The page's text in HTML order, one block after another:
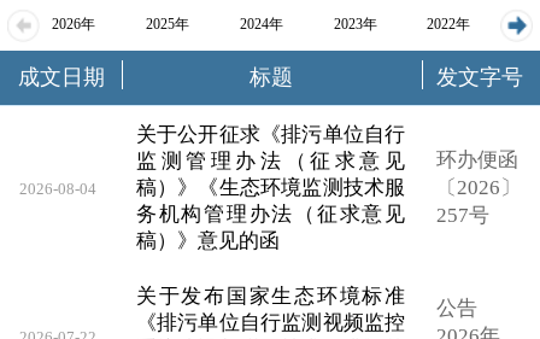
2026年 2025年 2024年 2023年 2022年
2021年 2019年
成文日期 标题 发文字号
2026-08-04
关于公开征求《排污单位自行
监测管理办法（征求意见
稿）》《生态环境监测技术服
务机构管理办法（征求意见
稿）》意见的函
环办便函
〔2026〕
257号
关于发布国家生态环境标准
《排污单位自行监测视频监控
公告